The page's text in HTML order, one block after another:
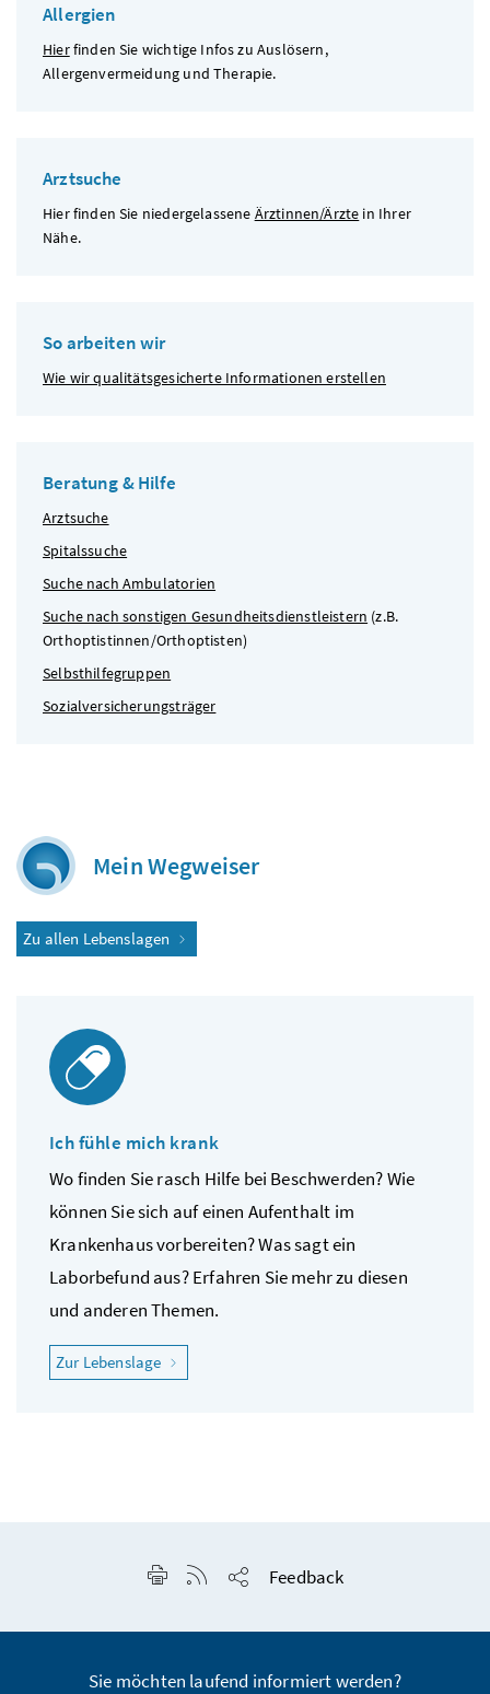
Allergien
Hierfinden Sie wichtige Infos zu Auslösern,
Allergenvermeidung und Therapie.
Arztsuche
Hier finden Sie niedergelassene Ärztinnen/Ärzte in Ihrer
Nähe.
So arbeiten wir
Wie wir qualitätsgesicherte Informationen erstellen
Beratung & Hilfe
Arztsuche
Spitalssuche
Suche nach Ambulatorien
Suche nach sonstigen Gesundheitsdienstleistern (z.B.
Orthoptistinnen/Orthoptisten)
Selbsthilfegruppen
Sozialversicherungsträger
Mein Wegweiser
Zu allen Lebenslagen
Ich fühle mich krank
Wo finden Sie rasch Hilfe bei Beschwerden? Wie
können Sie sich auf einen Aufenthalt im
Krankenhaus vorbereiten? Was sagt ein
Laborbefund aus? Erfahren Sie mehr zu diesen
und anderen Themen.
Zur Lebenslage "Ich fühle mich krank"
Seite drucken
RSS-Feed anzeigen
Feedback
Sie möchten laufend informiert werden?